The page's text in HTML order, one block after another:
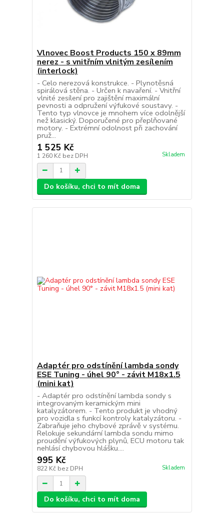
Vlnovec Boost Products 150 x 89mm
nerez - s vnitřním vlnitým zesílením
(interlock)
- Celo nerezová konstrukce. - Plynotěsná
spirálová stěna. - Určen k navaření. - Vnitřní
vlnité zesílení pro zajištění maximální
pevnosti a odpružení výfukové soustavy. -
Tento typ vlnovce je mnohem více odolnější
než klasický. Doporučené pro přeplňované
motory. - Extrémní odolnost při zachování
pruž...
1 525 Kč
1 260 Kč bez DPH Skladem
Do košíku, chci to mít doma
Adaptér pro odstínění lambda sondy
ESE Tuning - úhel 90° - závit M18x1.5
(mini kat)
- Adaptér pro odstínění lambda sondy s
integrovaným keramickým mini
katalyzátorem. - Tento produkt je vhodný
pro vozidla s funkcí kontroly katalyzátoru. -
Zabraňuje jeho chybové zprávě v systému.
Relokuje sekundární lambda sondu mimo
proudění výfukových plynů, ECU motoru tak
nehlásí chybovou hlášku....
995 Kč
822 Kč bez DPH Skladem
Do košíku, chci to mít doma